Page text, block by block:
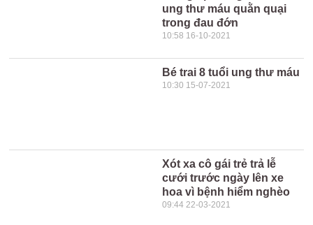
ung thư máu quằn quại
trong đau đớn
10:58 16-10-2021
Bé trai 8 tuổi ung thư máu
10:30 15-07-2021
Xót xa cô gái trẻ trả lễ
cưới trước ngày lên xe
hoa vì bệnh hiểm nghèo
09:44 22-03-2021